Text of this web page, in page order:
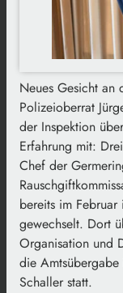
Neues Gesicht an
Polizeioberrat
der Inspektion
Erfahrung mit:
Chef der
bereits im
gewechselt. Dort
Organisation und
die Amtsübergabe
Schaller statt.